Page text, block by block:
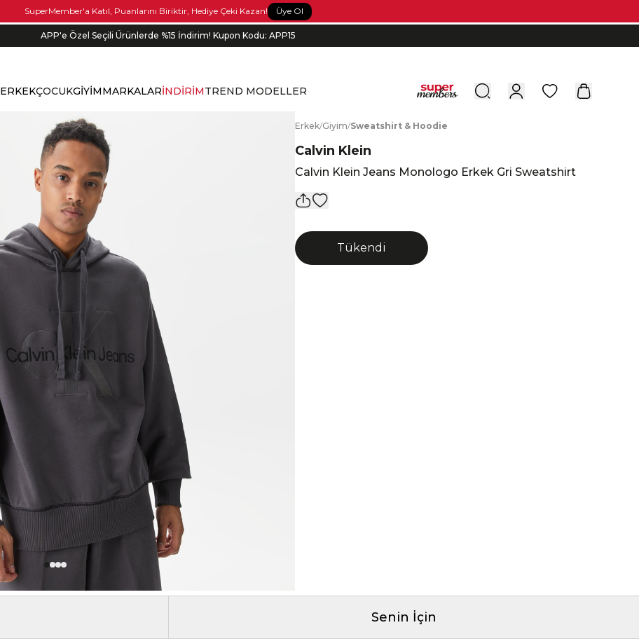
SuperMember'a Katıl, Puanlarını Biriktir, Hediye Çeki Kazan! Üye Ol
Siparişin 1-3 iş günü içerisinde kargoya verilecektir.
APP'e Özel Seçili Ürünlerde %15 İndirim! Kupon Kodu: APP15
ERKEKÇOCUKGİYİMMARKALARİNDİRİMTREND MODELLER 0
Erkek/Giyim/Sweatshirt & Hoodie
Calvin Klein
Calvin Klein Jeans Monologo Erkek Gri Sweatshirt
Tükendi
Senin İçin